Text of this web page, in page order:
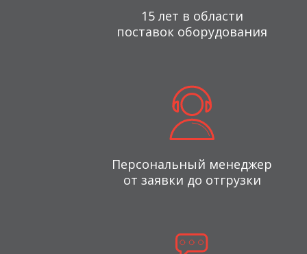
15 лет в области
поставок оборудования
Персональный менеджер
от заявки до отгрузки